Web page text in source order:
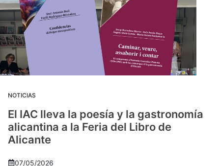
NOTICIAS
El IAC lleva la poesía y la gastronomía
alicantina a la Feria del Libro de
Alicante
07/05/2026